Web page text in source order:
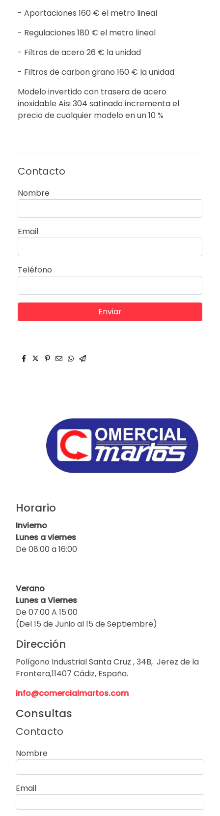
- Aportaciones 160 € el metro lineal
- Regulaciones 180 € el metro lineal
- Filtros de acero 26 € la unidad
- Filtros de carbon grano 160 € la unidad
Modelo invertido con trasera de acero
inoxidable Aisi 304 satinado incrementa el
precio de cualquier modelo en un 10 %
Contacto
Nombre
Email
Teléfono
Enviar
Horario
Invierno
Lunes a viernes
De 08:00 a 16:00
Verano
Lunes a Viernes
De 07:00 A 15:00
(Del 15 de Junio al 15 de Septiembre)
Dirección
Polígono Industrial Santa Cruz , 34B, Jerez de la
Frontera,11407 Cádiz, España.
info@comercialmartos.com
Consultas
Contacto
Nombre
Email